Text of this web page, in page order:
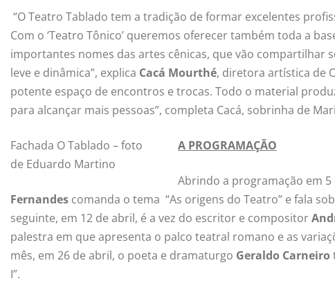
“O Teatro Tablado tem a tradição de formar excelentes
Com o ‘Teatro Tônico’ queremos oferecer também toda a
importantes nomes das artes cênicas, que vão compartilhar
leve e dinâmica”, explica Cacá Mourthé, diretora artística de
potente espaço de encontros e trocas. Todo o material
para alcançar mais pessoas”, completa Cacá, sobrinha de
Fachada O Tablado – foto
de Eduardo Martino
A PROGRAMAÇÃO
Abrindo a programação em
Fernandes comanda o tema “As origens do Teatro” e fala
seguinte, em 12 de abril, é a vez do escritor e compositor
palestra em que apresenta o palco teatral romano e as
mês, em 26 de abril, o poeta e dramaturgo Geraldo Carneiro
I”.